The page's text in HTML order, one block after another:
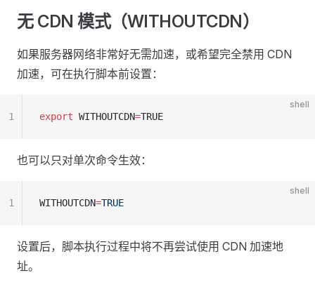
无 CDN 模式（WITHOUTCDN）
如果服务器网络非常好无需加速，或希望完全禁用 CDN
加速，可在执行脚本前设置：
shell
export WITHOUTCDN=TRUE
1
也可以只对单次命令生效：
shell
WITHOUTCDN=TRUE
1
设置后，脚本执行过程中将不再尝试使用 CDN 加速地
址。